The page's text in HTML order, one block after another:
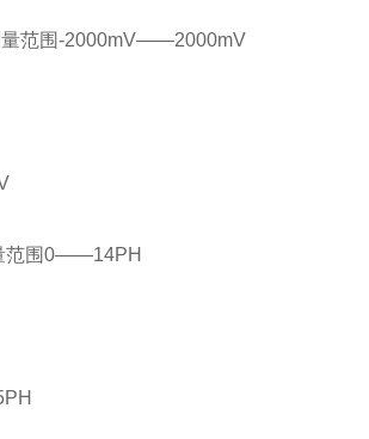
范围-2000mV——2000mV
围0——14PH